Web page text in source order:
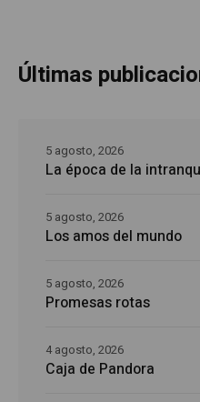
Últimas
La época de la
5 agosto, 2026
Los amos del mundo
5 agosto, 2026
Promesas rotas
5 agosto, 2026
Caja de Pandora
4 agosto, 2026